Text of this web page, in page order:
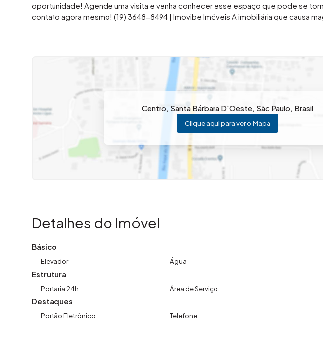
oportunidade! Agende uma visita e venha conhecer esse espaço que pode se
contato agora mesmo! (19) 3648-8494 | Imovibe Imóveis A imobiliária que causa
Centro, Santa Bárbara D'Oeste, São Paulo, Brasil
Clique aqui para ver o Mapa
Detalhes do Imóvel
Básico
Elevador Água
Estrutura
Portaria 24h Área de Serviço
Destaques
Portão Eletrônico Telefone